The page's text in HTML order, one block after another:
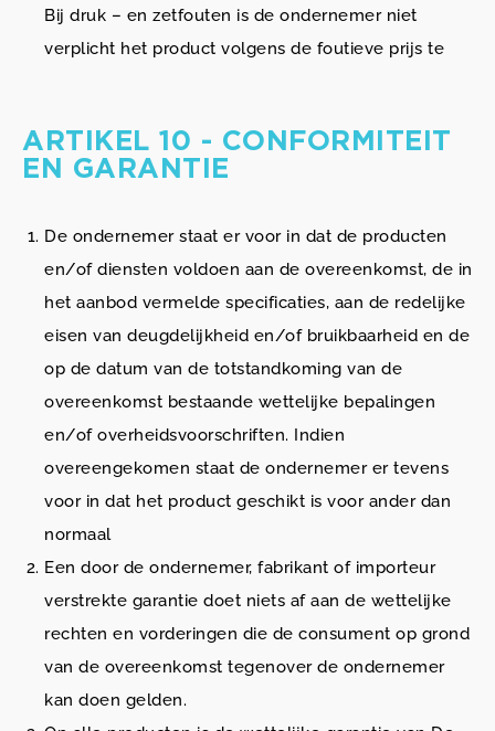
Bij druk – en zetfouten is de ondernemer niet
verplicht het product volgens de foutieve prijs te
ARTIKEL 10 - CONFORMITEIT
EN GARANTIE
De ondernemer staat er voor in dat de producten
en/of diensten voldoen aan de overeenkomst, de in
het aanbod vermelde specificaties, aan de redelijke
eisen van deugdelijkheid en/of bruikbaarheid en de
op de datum van de totstandkoming van de
overeenkomst bestaande wettelijke bepalingen
en/of overheidsvoorschriften. Indien
overeengekomen staat de ondernemer er tevens
voor in dat het product geschikt is voor ander dan
normaal
Een door de ondernemer, fabrikant of importeur
verstrekte garantie doet niets af aan de wettelijke
rechten en vorderingen die de consument op grond
van de overeenkomst tegenover de ondernemer
kan doen gelden.